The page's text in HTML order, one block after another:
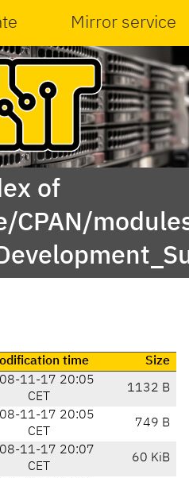
Mirror service
of
CPAN/
time
Size
11-17 20:05
CET
1132 B
11-17 20:05
CET
749 B
11-17 20:07
CET
60 KiB